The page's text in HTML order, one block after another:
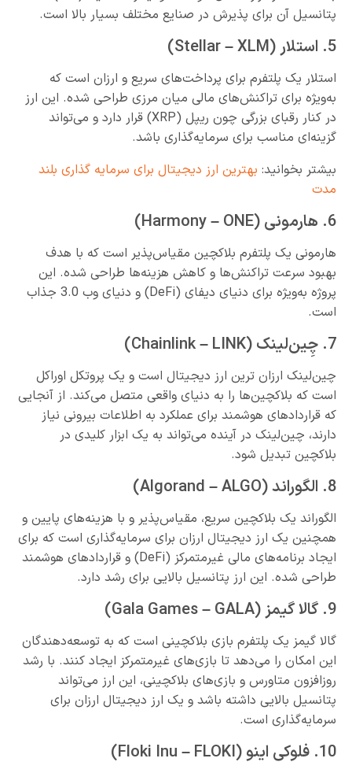
پتانسیل آن برای پذیرش در صنایع مختلف بسیار بالا است.
5. استلار (Stellar – XLM)
استلار یک پلتفرم برای پرداخت‌های سریع و ارزان است که
به‌ویژه برای تراکنش‌های مالی میان‌ مرزی طراحی شده. این ارز
در کنار رقبای بزرگی چون ریپل (XRP) قرار دارد و می‌تواند
گزینه‌ای مناسب برای سرمایه‌گذاری باشد.
بیشتر بخوانید: بهترین ارز دیجیتال برای سرمایه گذاری بلند
مدت
6. هارمونی (Harmony – ONE)
هارمونی یک پلتفرم بلاکچین مقیاس‌پذیر است که با هدف
بهبود سرعت تراکنش‌ها و کاهش هزینه‌ها طراحی شده. این
پروژه به‌ویژه برای دنیای دیفای (DeFi) و دنیای وب 3.0 جذاب
است.
7. چِین‌لینک (Chainlink – LINK)
چین‌لینک ارزان ترین ارز دیجیتال است و یک پروتکل اوراکل
است که بلاکچین‌ها را به دنیای واقعی متصل می‌کند. از آنجایی
که قراردادهای هوشمند برای عملکرد به اطلاعات بیرونی نیاز
دارند، چین‌لینک در آینده می‌تواند به یک ابزار کلیدی در
بلاکچین تبدیل شود.
8. الگوراند (Algorand – ALGO)
الگوراند یک بلاکچین سریع، مقیاس‌پذیر و با هزینه‌های پایین و
همچنین یک ارز دیجیتال ارزان برای سرمایه‌گذاری است که برای
ایجاد برنامه‌های مالی غیرمتمرکز (DeFi) و قراردادهای هوشمند
طراحی شده. این ارز پتانسیل بالایی برای رشد دارد.
9. گالا گیمز (Gala Games – GALA)
گالا گیمز یک پلتفرم بازی بلاکچینی است که به توسعه‌دهندگان
این امکان را می‌دهد تا بازی‌های غیرمتمرکز ایجاد کنند. با رشد
روزافزون متاورس و بازی‌های بلاکچینی، این ارز می‌تواند
پتانسیل بالایی داشته باشد و یک ارز دیجیتال ارزان برای
سرمایه‌گذاری است.
10. فلوکی اینو (Floki Inu – FLOKI)